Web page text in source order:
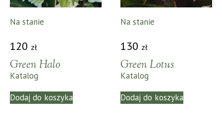
Na stanie
120 zł
Green Halo
Katalog
Dodaj do koszyka
Na stanie
130 zł
Green Lotus
Katalog
Dodaj do koszyka